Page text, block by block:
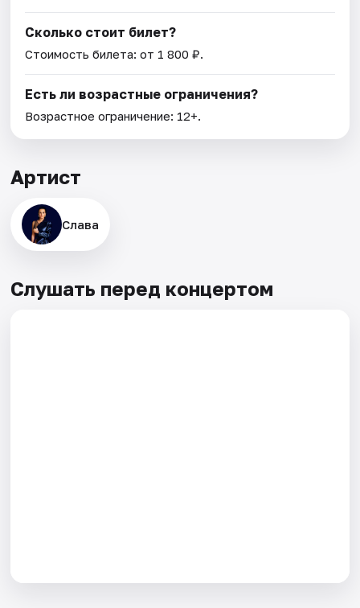
Сколько стоит билет?
Стоимость билета: от 1 800 ₽.
Есть ли возрастные ограничения?
Возрастное ограничение: 12+.
Артист
Слава
Слушать перед концертом